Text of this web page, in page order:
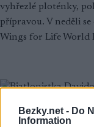
Bezky.net - Do
Information
vyhřezlé ploténky,
přípravou. V neděli
Wings for Life World